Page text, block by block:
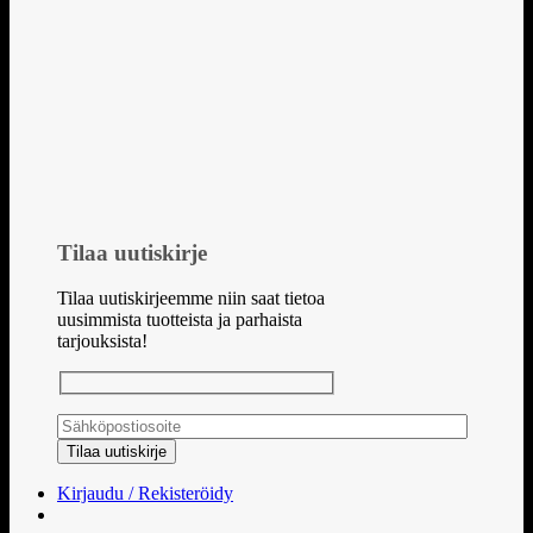
Tilaa uutiskirje
Tilaa uutiskirjeemme niin saat tietoa
uusimmista tuotteista ja parhaista
tarjouksista!
Kirjaudu / Rekisteröidy